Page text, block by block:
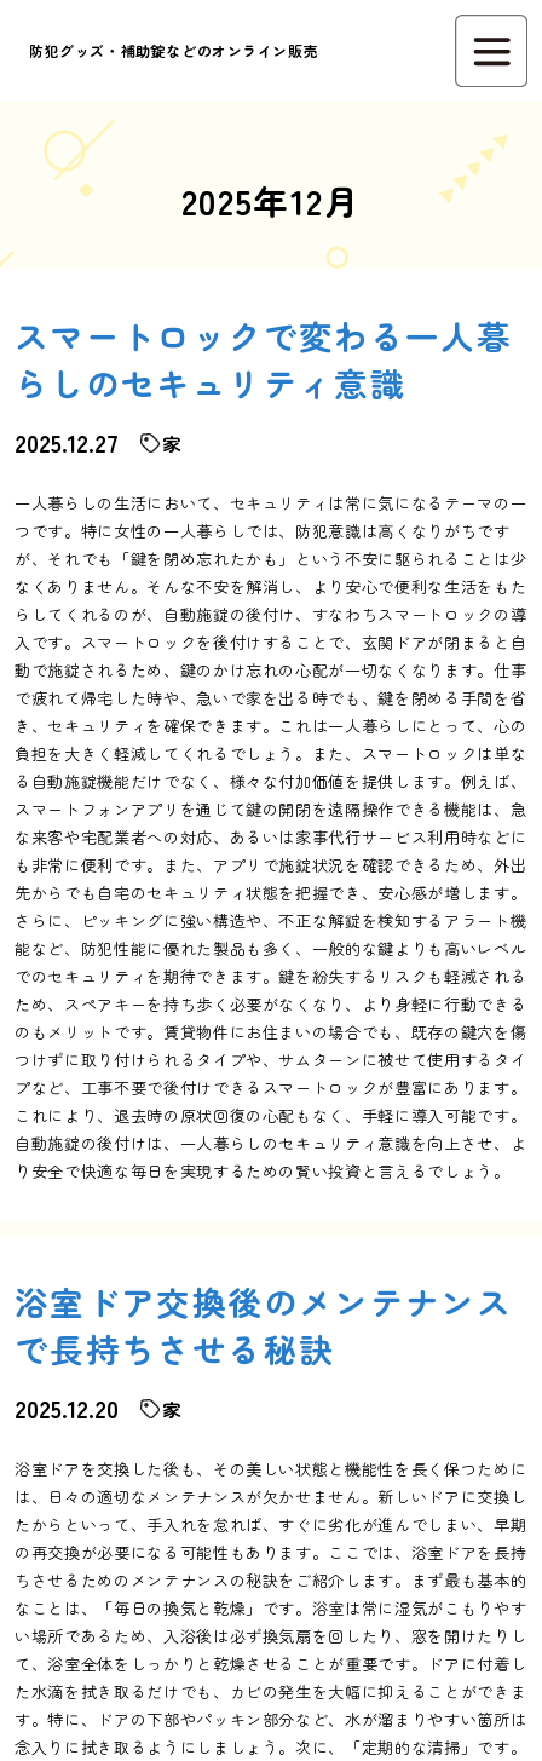
防犯グッズ・補助錠などのオンライン販売
2025年12月
スマートロックで変わる一人暮
らしのセキュリティ意識
2025.12.27 家
一人暮らしの生活において、セキュリティは常に気になるテーマの一
つです。特に女性の一人暮らしでは、防犯意識は高くなりがちです
が、それでも「鍵を閉め忘れたかも」という不安に駆られることは少
なくありません。そんな不安を解消し、より安心で便利な生活をもた
らしてくれるのが、自動施錠の後付け、すなわちスマートロックの導
入です。スマートロックを後付けすることで、玄関ドアが閉まると自
動で施錠されるため、鍵のかけ忘れの心配が一切なくなります。仕事
で疲れて帰宅した時や、急いで家を出る時でも、鍵を閉める手間を省
き、セキュリティを確保できます。これは一人暮らしにとって、心の
負担を大きく軽減してくれるでしょう。また、スマートロックは単な
る自動施錠機能だけでなく、様々な付加価値を提供します。例えば、
スマートフォンアプリを通じて鍵の開閉を遠隔操作できる機能は、急
な来客や宅配業者への対応、あるいは家事代行サービス利用時などに
も非常に便利です。また、アプリで施錠状況を確認できるため、外出
先からでも自宅のセキュリティ状態を把握でき、安心感が増します。
さらに、ピッキングに強い構造や、不正な解錠を検知するアラート機
能など、防犯性能に優れた製品も多く、一般的な鍵よりも高いレベル
でのセキュリティを期待できます。鍵を紛失するリスクも軽減される
ため、スペアキーを持ち歩く必要がなくなり、より身軽に行動できる
のもメリットです。賃貸物件にお住まいの場合でも、既存の鍵穴を傷
つけずに取り付けられるタイプや、サムターンに被せて使用するタイ
プなど、工事不要で後付けできるスマートロックが豊富にあります。
これにより、退去時の原状回復の心配もなく、手軽に導入可能です。
自動施錠の後付けは、一人暮らしのセキュリティ意識を向上させ、よ
り安全で快適な毎日を実現するための賢い投資と言えるでしょう。
浴室ドア交換後のメンテナンス
で長持ちさせる秘訣
2025.12.20 家
浴室ドアを交換した後も、その美しい状態と機能性を長く保つために
は、日々の適切なメンテナンスが欠かせません。新しいドアに交換し
たからといって、手入れを怠れば、すぐに劣化が進んでしまい、早期
の再交換が必要になる可能性もあります。ここでは、浴室ドアを長持
ちさせるためのメンテナンスの秘訣をご紹介します。まず最も基本的
なことは、「毎日の換気と乾燥」です。浴室は常に湿気がこもりやす
い場所であるため、入浴後は必ず換気扇を回したり、窓を開けたりし
て、浴室全体をしっかりと乾燥させることが重要です。ドアに付着し
た水滴を拭き取るだけでも、カビの発生を大幅に抑えることができま
す。特に、ドアの下部やパッキン部分など、水が溜まりやすい箇所は
念入りに拭き取るようにしましょう。次に、「定期的な清掃」です。